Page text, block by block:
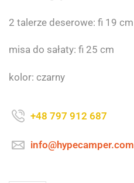
2 talerze deserowe: fi 19 cm
misa do sałaty: fi 25 cm
kolor: czarny
+48 797 912 687
info@hypecamper.com